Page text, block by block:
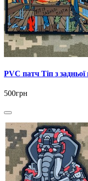
PVC патч Тіп з
500грн